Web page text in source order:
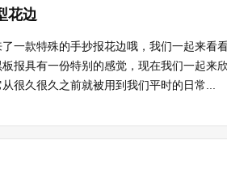
花边
一款特殊的手抄报花边哦，我们一起来看
报具有一份特别的感觉，现在我们一起来
很久很久之前就被用到我们平时的日常...